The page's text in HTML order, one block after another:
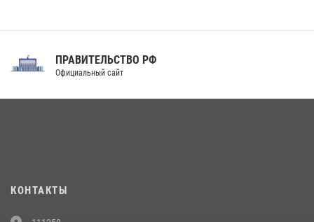
Праздник «Один день с Росгвардией» к 105-летию Центрального
ПРАВИТЕЛЬСТВО РФ
Официальный сайт
КОНТАКТЫ